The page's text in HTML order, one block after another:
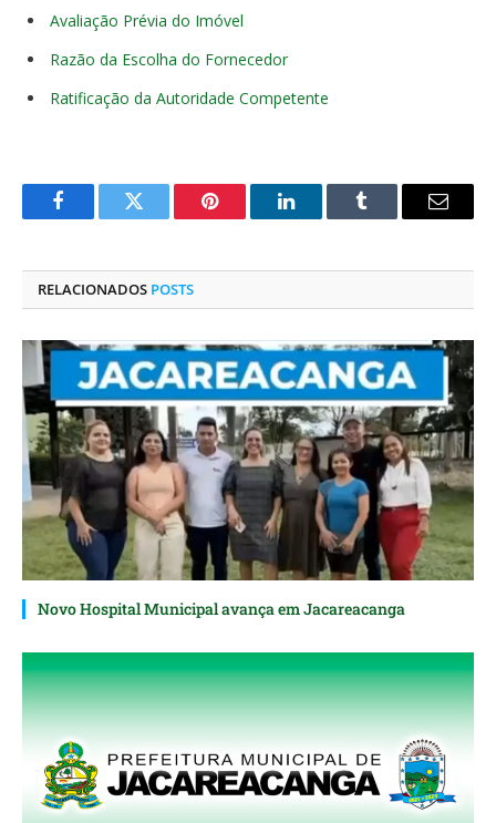
Avaliação Prévia do Imóvel
Razão da Escolha do Fornecedor
Ratificação da Autoridade Competente
FacebookTwitter Pinterest O
Tumblr
E-
RELACIONADOS POSTS
Novo Hospital Municipal avança em Jacareacanga